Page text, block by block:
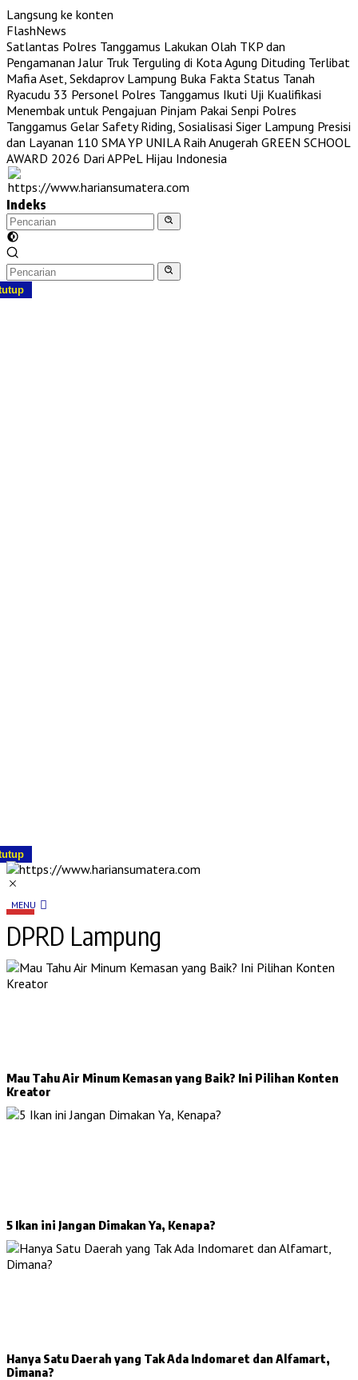
Langsung ke konten
FlashNews
Satlantas Polres Tanggamus Lakukan Olah TKP dan
Pengamanan Jalur Truk Terguling di Kota Agung Dituding Terlibat
Mafia Aset, Sekdaprov Lampung Buka Fakta Status Tanah
Ryacudu 33 Personel Polres Tanggamus Ikuti Uji Kualifikasi
Menembak untuk Pengajuan Pinjam Pakai Senpi Polres
Tanggamus Gelar Safety Riding, Sosialisasi Siger Lampung Presisi
dan Layanan 110 SMA YP UNILA Raih Anugerah GREEN SCHOOL
AWARD 2026 Dari APPeL Hijau Indonesia
Indeks
MENU
DPRD Lampung
Mau Tahu Air Minum Kemasan yang Baik? Ini Pilihan Konten
Kreator
5 Ikan ini Jangan Dimakan Ya, Kenapa?
Hanya Satu Daerah yang Tak Ada Indomaret dan Alfamart,
Dimana?